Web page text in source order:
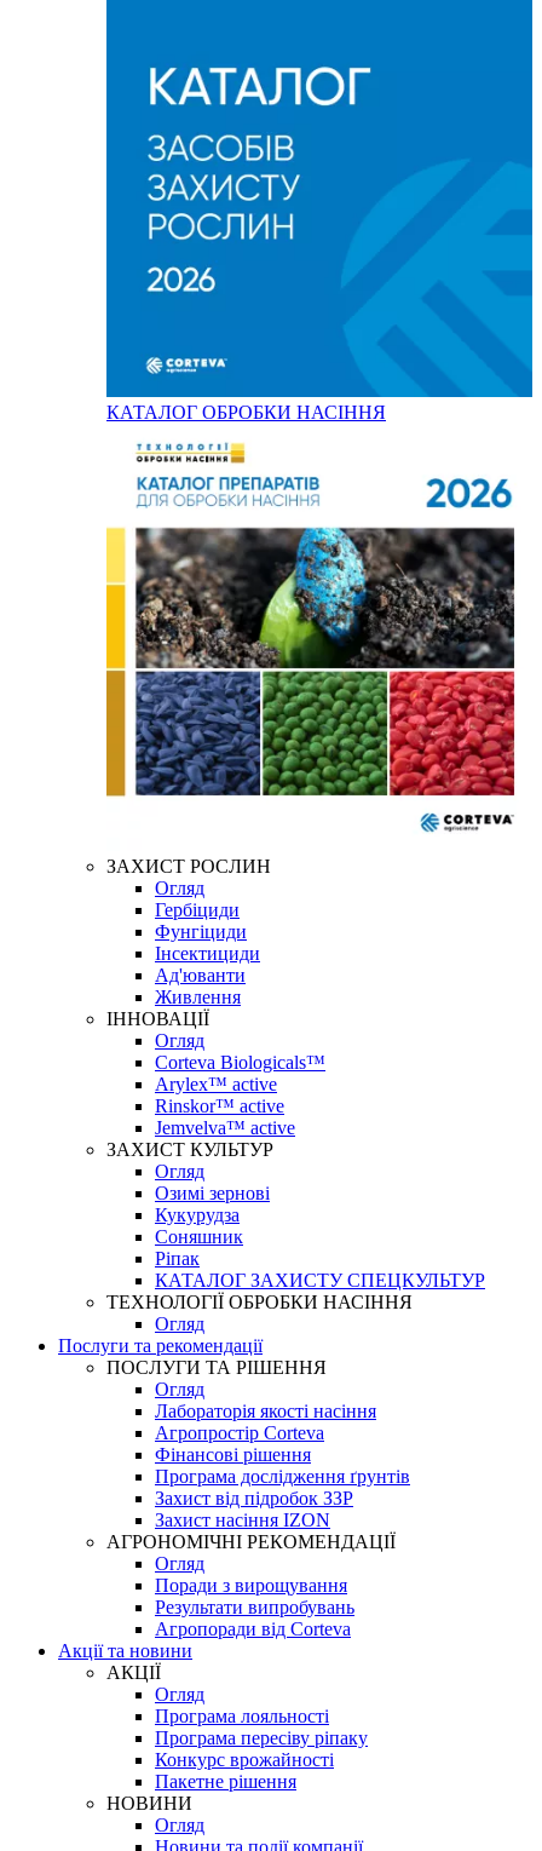
КАТАЛОГ ОБРОБКИ НАСІННЯ
ЗАХИСТ РОСЛИН
Огляд
Гербіциди
Фунгіциди
Інсектициди
Ад'юванти
Живлення
ІННОВАЦІЇ
Огляд
Corteva Biologicals™
Arylex™ active
Rinskor™ active
Jemvelva™ active
ЗАХИСТ КУЛЬТУР
Огляд
Озимі зернові
Кукурудза
Соняшник
Ріпак
КАТАЛОГ ЗАХИСТУ СПЕЦКУЛЬТУР
ТЕХНОЛОГІЇ ОБРОБКИ НАСІННЯ
Огляд
Послуги та рекомендації
ПОСЛУГИ ТА РІШЕННЯ
Огляд
Лабораторія якості насіння
Агропростір Corteva
Фінансові рішення
Програма дослідження ґрунтів
Захист від підробок ЗЗР
Захист насіння IZON
АГРОНОМІЧНІ РЕКОМЕНДАЦІЇ
Огляд
Поради з вирощування
Результати випробувань
Агропоради від Corteva
Акції та новини
АКЦІЇ
Огляд
Програма лояльності
Програма пересіву ріпаку
Конкурс врожайності
Пакетне рішення
НОВИНИ
Огляд
Новини та події компанії